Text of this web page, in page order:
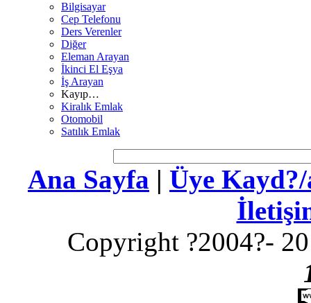
Bilgisayar
Cep Telefonu
Ders Verenler
Diğer
Eleman Arayan
İkinci El Eşya
İş Arayan
Kayıp…
Kiralık Emlak
Otomobil
Satılık Emlak
Ana Sayfa | Üye
Copyright ?2004?-